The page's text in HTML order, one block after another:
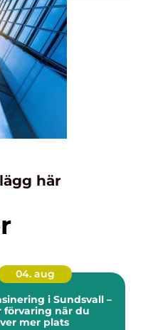
här
04. aug
i Sundsvall –
förvaring när du
mer plats